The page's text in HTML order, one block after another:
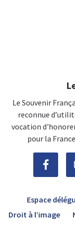
Le Souvenir
reconnue
vocation
pour la
Espace
Droit à l’image